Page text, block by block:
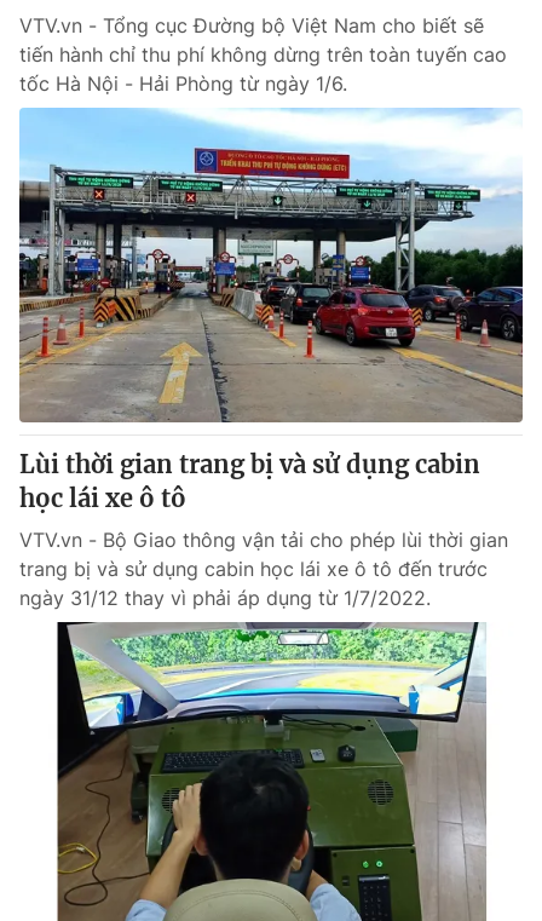
VTV.vn - Tổng cục Đường bộ Việt Nam cho biết sẽ
tiến hành chỉ thu phí không dừng trên toàn tuyến cao
tốc Hà Nội - Hải Phòng từ ngày 1/6.
Lùi thời gian trang bị và sử dụng cabin
học lái xe ô tô
VTV.vn - Bộ Giao thông vận tải cho phép lùi thời gian
trang bị và sử dụng cabin học lái xe ô tô đến trước
ngày 31/12 thay vì phải áp dụng từ 1/7/2022.